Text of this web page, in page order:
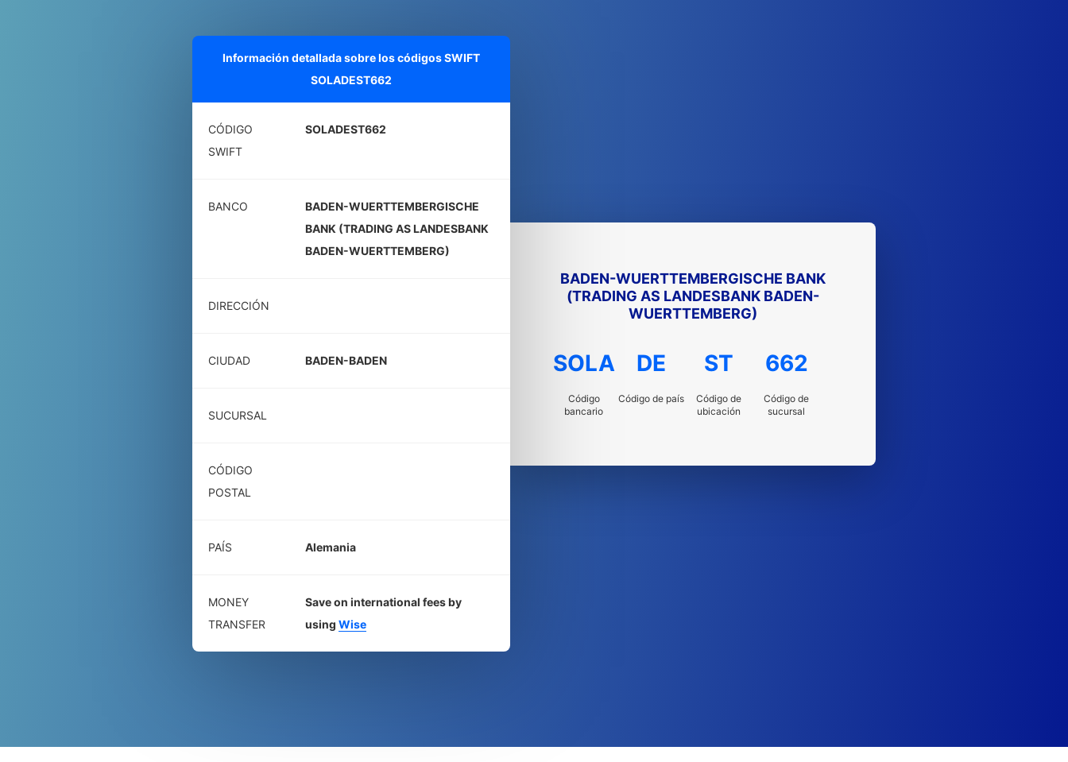
Información detallada sobre los códigos SWIFT
SOLADEST662
CÓDIGO
SWIFT
SOLADEST662
BANCO
BADEN-WUERTTEMBERGISCHE
BANK (TRADING AS LANDESBANK
BADEN-WUERTTEMBERG)
DIRECCIÓN
CIUDAD BADEN-BADEN
SUCURSAL
CÓDIGO
POSTAL
PAÍS Alemania
MONEY
TRANSFER
Save on international fees by
using Wise
BADEN-WUERTTEMBERGISCHE BANK
(TRADING AS LANDESBANK BADEN-
WUERTTEMBERG)
SOLA
Código
bancario
DE
Código de país
ST
Código de
ubicación
662
Código de
sucursal